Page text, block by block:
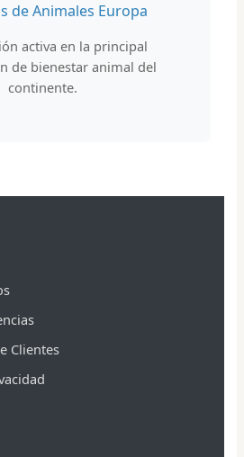
de Animales Europa
activa en la principal
de bienestar animal del
continente.
Clientes